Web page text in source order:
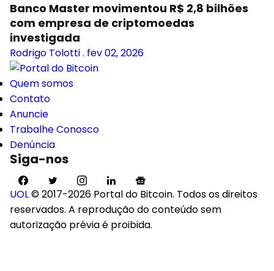
Banco Master movimentou R$ 2,8 bilhões
com empresa de criptomoedas
investigada
Rodrigo Tolotti. fev 02, 2026
Quem somos
Contato
Anuncie
Trabalhe Conosco
Denúncia
Siga-nos
UOL© 2017-2026 Portal do Bitcoin. Todos os direitos
reservados. A reprodução do conteúdo sem
autorização prévia é proibida.